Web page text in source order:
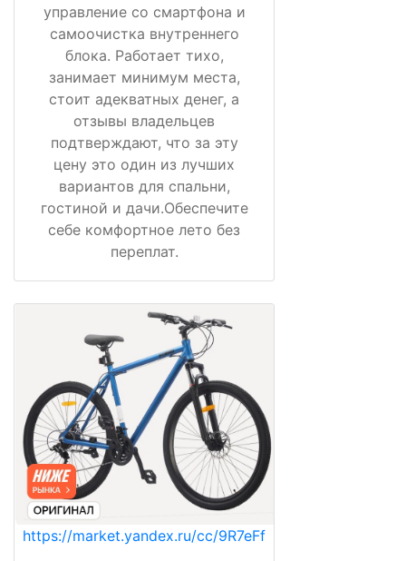
управление со смартфона и
самоочистка внутреннего
блока. Работает тихо,
занимает минимум места,
стоит адекватных денег, а
отзывы владельцев
подтверждают, что за эту
цену это один из лучших
вариантов для спальни,
гостиной и дачи.Обеспечите
себе комфортное лето без
переплат.
https://market.yandex.ru/cc/9R7eFf